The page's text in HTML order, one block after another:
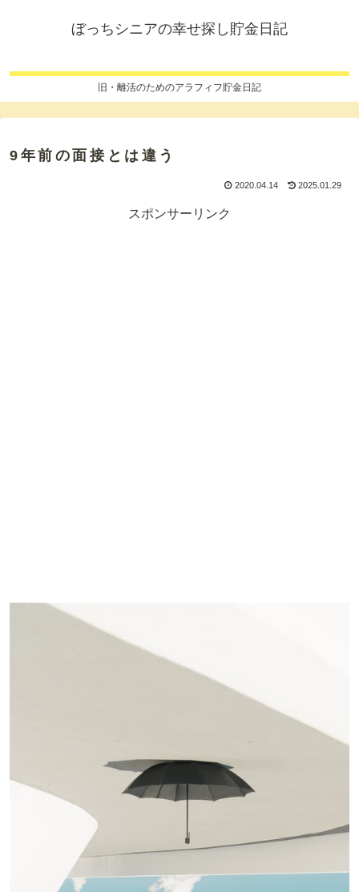
ぼっちシニアの幸せ探し貯金日記
旧・離活のためのアラフィフ貯金日記
9年前の面接とは違う
2020.04.14 2025.01.29
スポンサーリンク